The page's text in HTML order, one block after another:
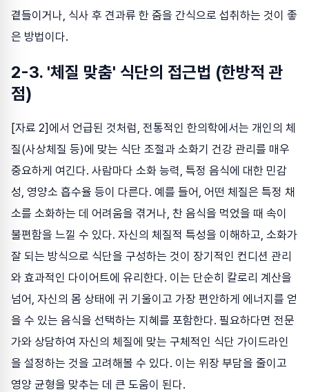
곁들이거나, 식사 후 견과류 한 줌을 간식으로 섭취하는 것이 좋
은 방법이다.
2-3. '체질 맞춤' 식단의 접근법 (한방적 관
점)
[자료 2]에서 언급된 것처럼, 전통적인 한의학에서는 개인의 체
질(사상체질 등)에 맞는 식단 조절과 소화기 건강 관리를 매우
중요하게 여긴다. 사람마다 소화 능력, 특정 음식에 대한 민감
성, 영양소 흡수율 등이 다른다. 예를 들어, 어떤 체질은 특정 채
소를 소화하는 데 어려움을 겪거나, 찬 음식을 먹었을 때 속이
불편함을 느낄 수 있다. 자신의 체질적 특성을 이해하고, 소화가
잘 되는 방식으로 식단을 구성하는 것이 장기적인 컨디션 관리
와 효과적인 다이어트에 유리한다. 이는 단순히 칼로리 계산을
넘어, 자신의 몸 상태에 귀 기울이고 가장 편안하게 에너지를 얻
을 수 있는 음식을 선택하는 지혜를 포함한다. 필요하다면 전문
가와 상담하여 자신의 체질에 맞는 구체적인 식단 가이드라인
을 설정하는 것을 고려해볼 수 있다. 이는 위장 부담을 줄이고
영양 균형을 맞추는 데 큰 도움이 된다.